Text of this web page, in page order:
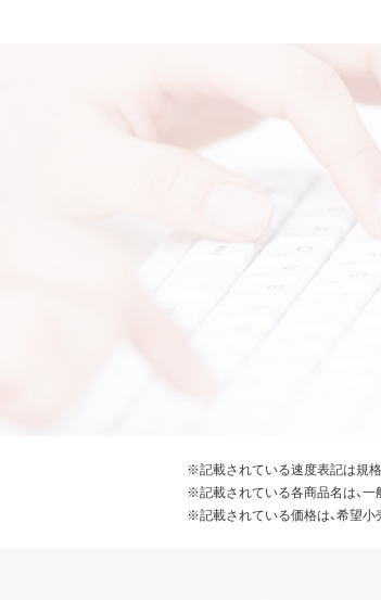
※記載されている速度表記は規格
※記載されている各商品名は、一
※記載されている価格は、希望小